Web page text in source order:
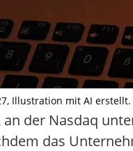
Illustration mit AI erstellt.
an der Nasdaq
das